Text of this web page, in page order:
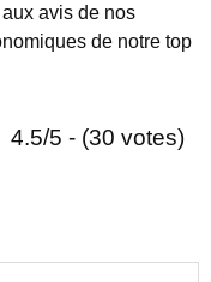
avis de nos
de notre top
4.5/5 - (30 votes)